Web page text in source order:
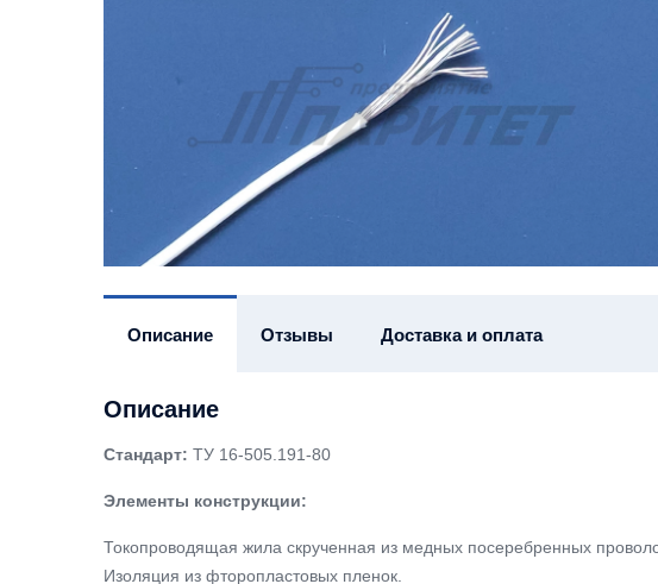
Описание Отзывы Доставка и оплата
Описание
Стандарт: ТУ 16-505.191-80
Элементы конструкции:
Токопроводящая жила скрученная из медных посеребренных
Изоляция из фторопластовых пленок.